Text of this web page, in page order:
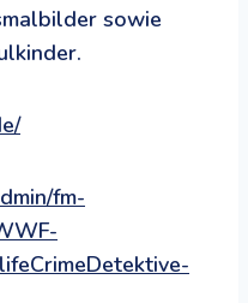
sowie
fm-